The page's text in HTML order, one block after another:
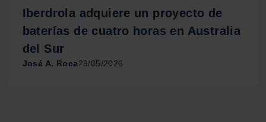
Iberdrola adquiere un proyecto de
baterías de cuatro horas en Australia
del Sur
José A. Roca29/05/2026